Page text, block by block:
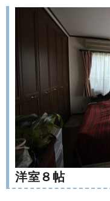
洋室８帖